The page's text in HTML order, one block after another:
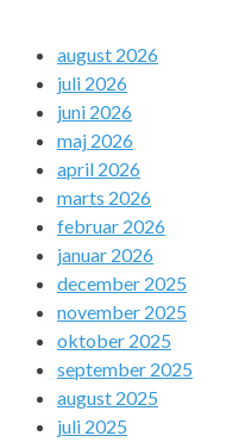
august 2026
juli 2026
juni 2026
maj 2026
april 2026
marts 2026
februar 2026
januar 2026
december 2025
november 2025
oktober 2025
september 2025
august 2025
juli 2025